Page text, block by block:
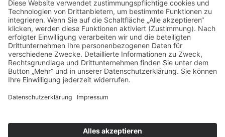
FacebookInstagramLinkedInYouTube
Spenden
Impressum
Datenschutz